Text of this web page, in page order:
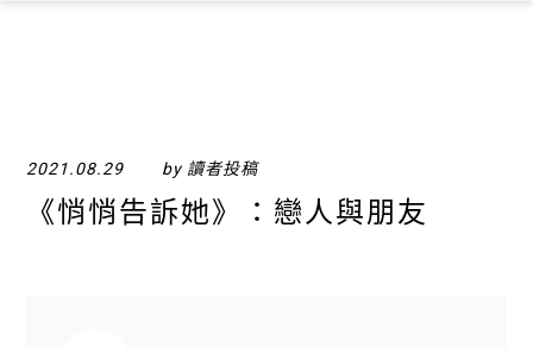
2021.08.29 by 讀者投稿
《悄悄告訴她》：戀人與朋友